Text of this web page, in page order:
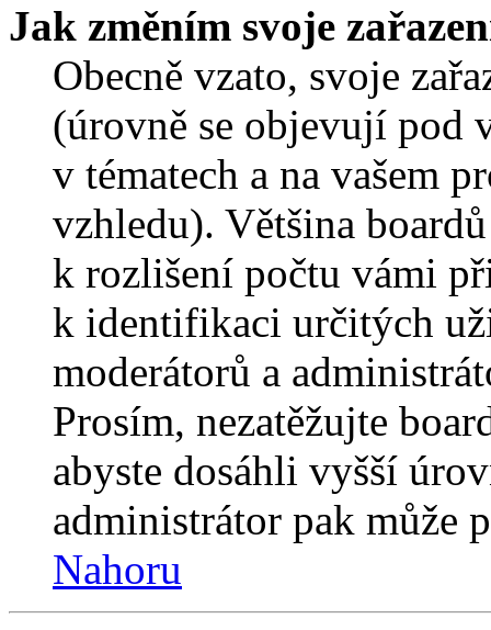
Jak změním svoje
Obecně vzato, svoje
(úrovně se objevují pod
v tématech a na vašem
vzhledu). Většina
k rozlišení počtu vámi
k identifikaci určitých
moderátorů a
Prosím, nezatěžujte
abyste dosáhli vyšší
administrátor pak může
Nahoru